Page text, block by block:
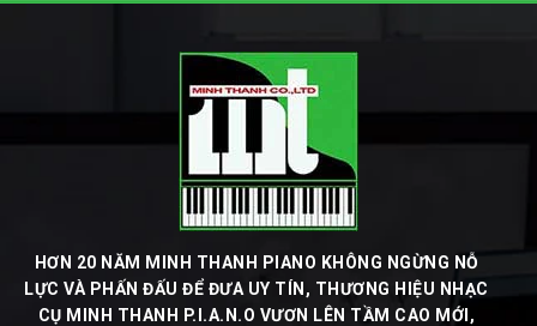
HƠN 20 NĂM MINH THANH PIANO KHÔNG NGỪNG NỖ
LỰC VÀ PHẤN ĐẤU ĐỂ ĐƯA UY TÍN, THƯƠNG HIỆU NHẠC
CỤ MINH THANH P.I.A.N.O VƯƠN LÊN TẦM CAO MỚI,